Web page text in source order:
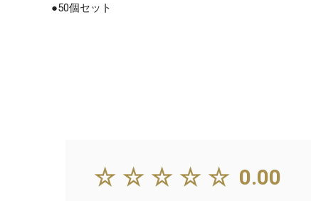
●50個セット
☆☆☆☆☆ 0.00